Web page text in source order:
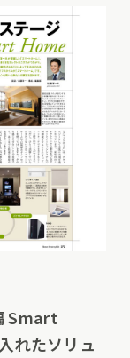
Smart
れたソリュ